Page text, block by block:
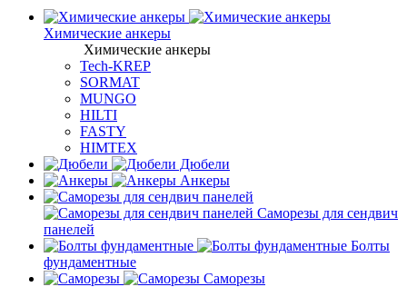
Химические анкеры
Химические анкеры
Tech-KREP
SORMAT
MUNGO
HILTI
FASTY
HIMTEX
Дюбели
Анкеры
Саморезы для сендвич
панелей
Болты
фундаментные
Саморезы